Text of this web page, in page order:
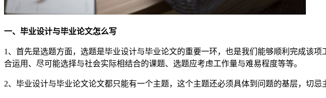
一、毕业设计与毕业论文怎么写
1、首先是选题方面，选题是毕业设计与毕业论文的重要一环，也是我们能够顺利完成该
合运用、尽可能选择与社会实际相结合的课题、选题应考虑工作量与难易程度等等。
2、毕业设计与毕业论文论文都只能有一个主题，这个主题还必须具体到问题的基层，切